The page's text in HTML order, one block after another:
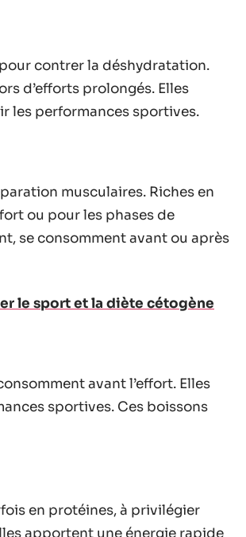
contrer la déshydratation.
d’efforts prolongés. Elles
les performances sportives.
musculaires. Riches en
ou pour les phases de
se consomment avant ou après
le sport et la diète cétogène
avant l’effort. Elles
sportives. Ces boissons
en protéines, à privilégier
apportent une énergie rapide